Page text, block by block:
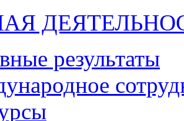
результаты